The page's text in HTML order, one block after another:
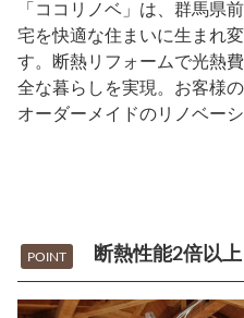
「ココリノベ」は、群馬県
宅を快適な住まいに生まれ
す。断熱リフォームで光熱
全な暮らしを実現。お客様
オーダーメイドのリノベー
POINT 断熱性能2倍以